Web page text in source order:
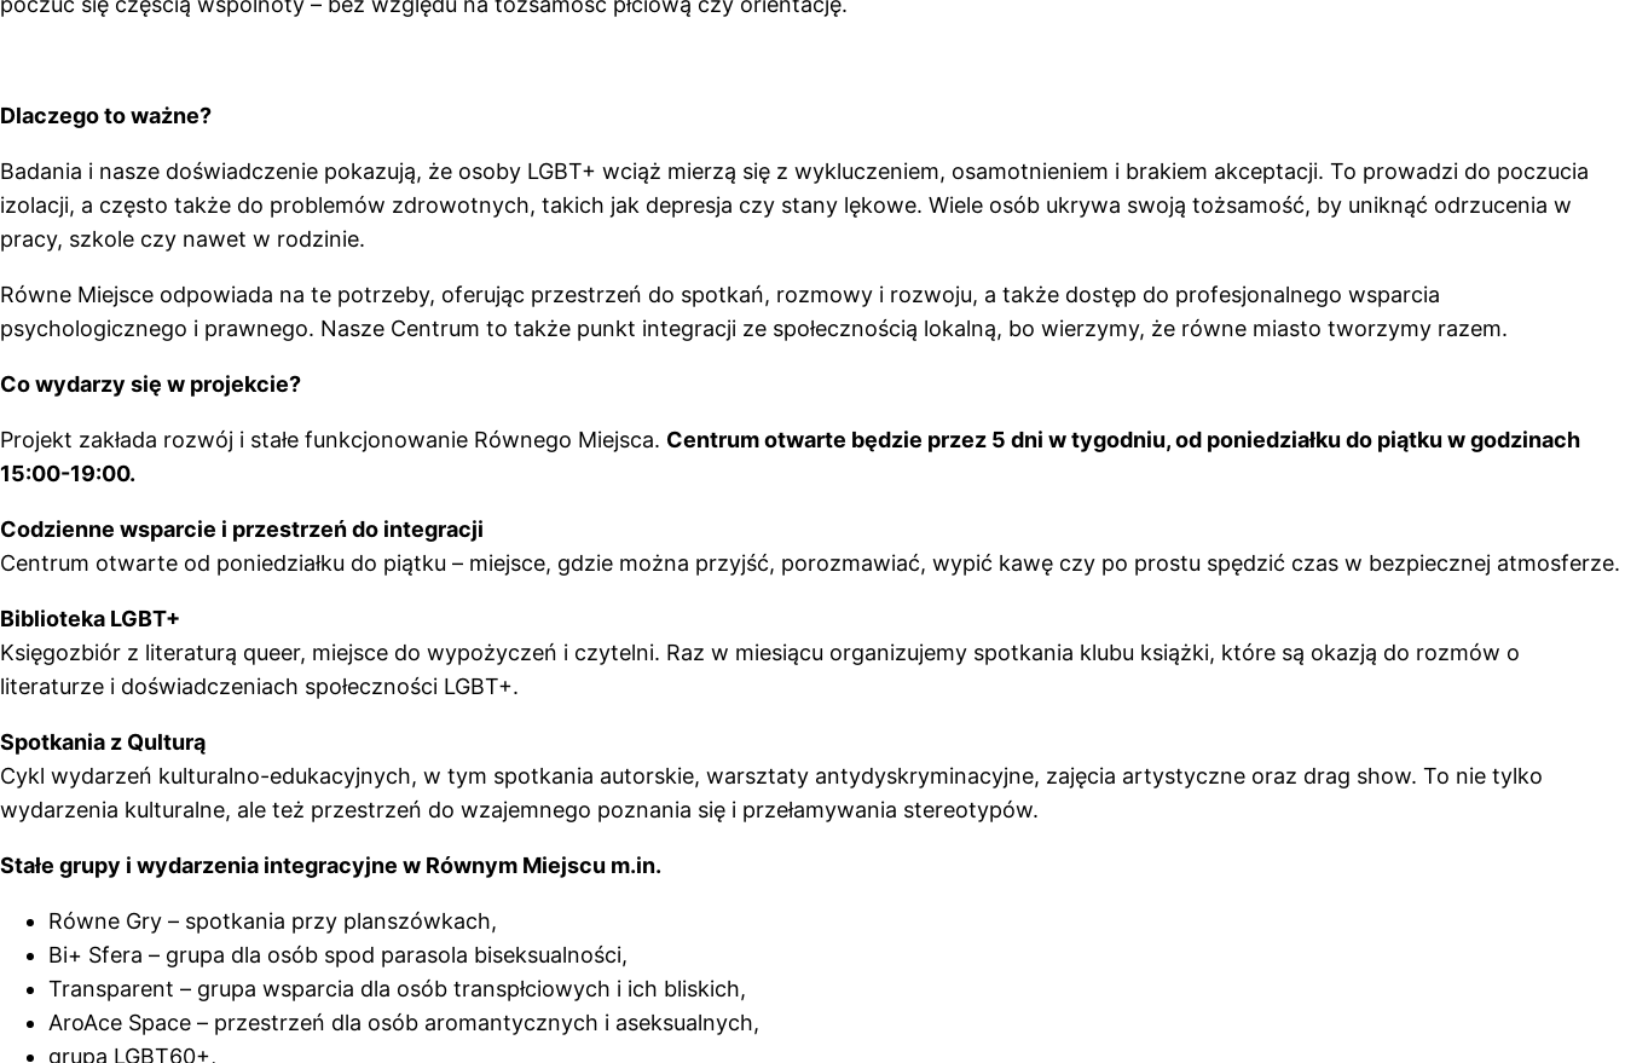
Dlaczego to ważne?
Badania i nasze doświadczenie pokazują, że osoby LGBT+ wciąż mierzą się z wykluczeniem, osamotnieniem i brakiem akceptacji. To prowadzi do poczucia
izolacji, a często także do problemów zdrowotnych, takich jak depresja czy stany lękowe. Wiele osób ukrywa swoją tożsamość, by uniknąć odrzucenia w
pracy, szkole czy nawet w rodzinie.
Równe Miejsce odpowiada na te potrzeby, oferując przestrzeń do spotkań, rozmowy i rozwoju, a także dostęp do profesjonalnego wsparcia
psychologicznego i prawnego. Nasze Centrum to także punkt integracji ze społecznością lokalną, bo wierzymy, że równe miasto tworzymy razem.
Co wydarzy się w projekcie?
Projekt zakłada rozwój i stałe funkcjonowanie Równego Miejsca. Centrum otwarte będzie przez 5 dni w tygodniu, od poniedziałku do piątku w godzinach
15:00-19:00.
Codzienne wsparcie i przestrzeń do integracji
Centrum otwarte od poniedziałku do piątku – miejsce, gdzie można przyjść, porozmawiać, wypić kawę czy po prostu spędzić czas w bezpiecznej atmosferze.
Biblioteka LGBT+
Księgozbiór z literaturą queer, miejsce do wypożyczeń i czytelni. Raz w miesiącu organizujemy spotkania klubu książki, które są okazją do rozmów o
literaturze i doświadczeniach społeczności LGBT+.
Spotkania z Qulturą
Cykl wydarzeń kulturalno-edukacyjnych, w tym spotkania autorskie, warsztaty antydyskryminacyjne, zajęcia artystyczne oraz drag show. To nie tylko
wydarzenia kulturalne, ale też przestrzeń do wzajemnego poznania się i przełamywania stereotypów.
Stałe grupy i wydarzenia integracyjne w Równym Miejscu m.in.
Równe Gry – spotkania przy planszówkach,
Bi+ Sfera – grupa dla osób spod parasola biseksualności,
Transparent – grupa wsparcia dla osób transpłciowych i ich bliskich,
AroAce Space – przestrzeń dla osób aromantycznych i aseksualnych,
grupa LGBT60+,